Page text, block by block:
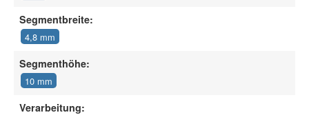
Segmentbreite:
4,8 mm
Segmenthöhe:
10 mm
Verarbeitung: